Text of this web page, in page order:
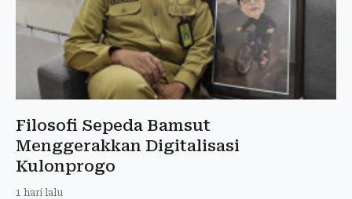
Filosofi Sepeda Bamsut
Menggerakkan Digitalisasi
Kulonprogo
1 hari lalu